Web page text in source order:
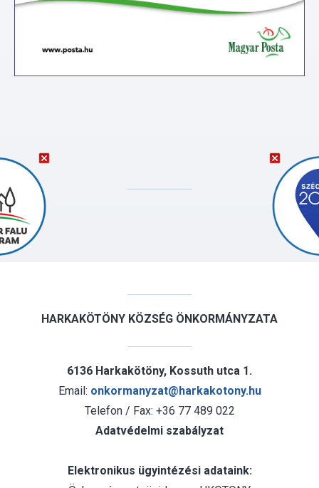
HARKAKÖTÖNY KÖZSÉG ÖNKORMÁNYZATA
6136 Harkakötöny, Kossuth utca 1.
Email: onkormanyzat@harkakotony.hu
Telefon / Fax: +36 77 489 022
Adatvédelmi szabályzat
Elektronikus ügyintézési adataink: